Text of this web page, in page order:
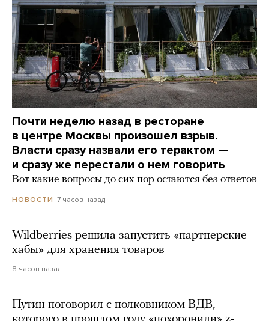
Почти неделю назад в ресторане
в центре Москвы произошел взрыв.
Власти сразу назвали его терактом —
и сразу же перестали о нем говорить
Вот какие вопросы до сих пор остаются без ответов
НОВОСТИ 7 часов назад
Wildberries решила запустить «партнерские
хабы» для хранения товаров
8 часов назад
Путин поговорил с полковником ВДВ,